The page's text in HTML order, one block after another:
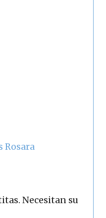
Rosara
Necesitan su